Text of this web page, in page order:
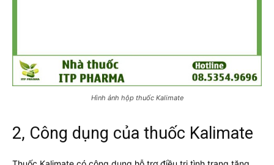
Hình ảnh hộp thuốc Kalimate
2, Công dụng của thuốc Kalimate